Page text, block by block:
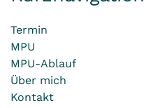
Termin
MPU
MPU-Ablauf
Über mich
Kontakt